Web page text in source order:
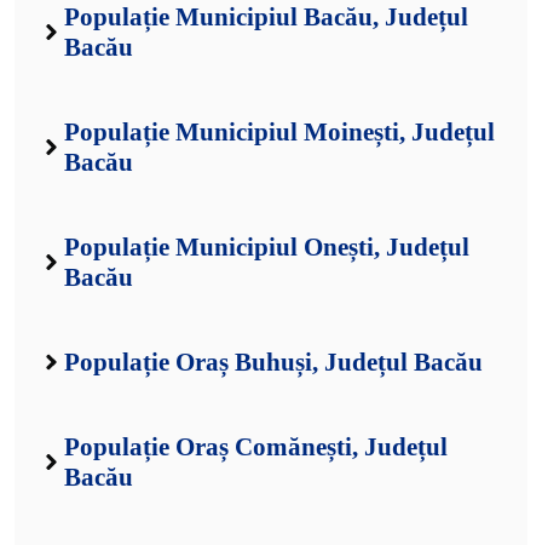
Populație Municipiul Bacău, Județul
Bacău
Populație Municipiul Moinești, Județul
Bacău
Populație Municipiul Onești, Județul
Bacău
Populație Oraș Buhuși, Județul Bacău
Populație Oraș Comănești, Județul
Bacău